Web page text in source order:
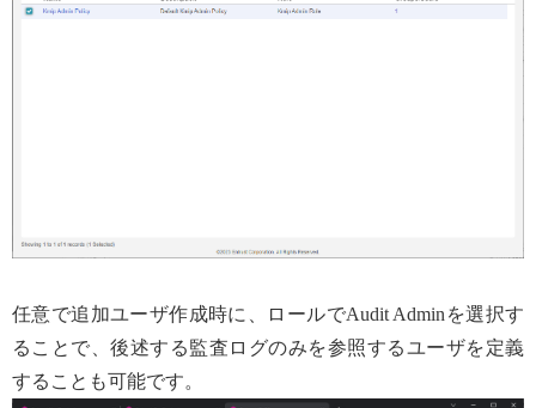
任意で追加ユーザ作成時に、ロールでAudit Adminを選択す
ることで、後述する監査ログのみを参照するユーザを定義
することも可能です。